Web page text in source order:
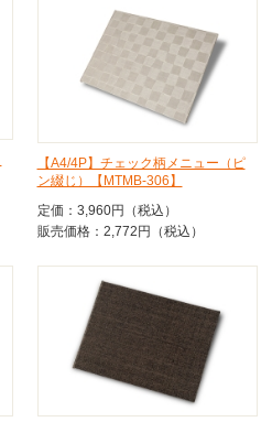
【A4/4P】チェック柄メニュー（ピ
ン綴じ）【MTMB-306】
定価：3,960円（税込）
販売価格：2,772円（税込）